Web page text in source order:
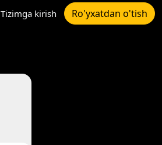
Tizimga kirish Ro'yxatdan o'tish